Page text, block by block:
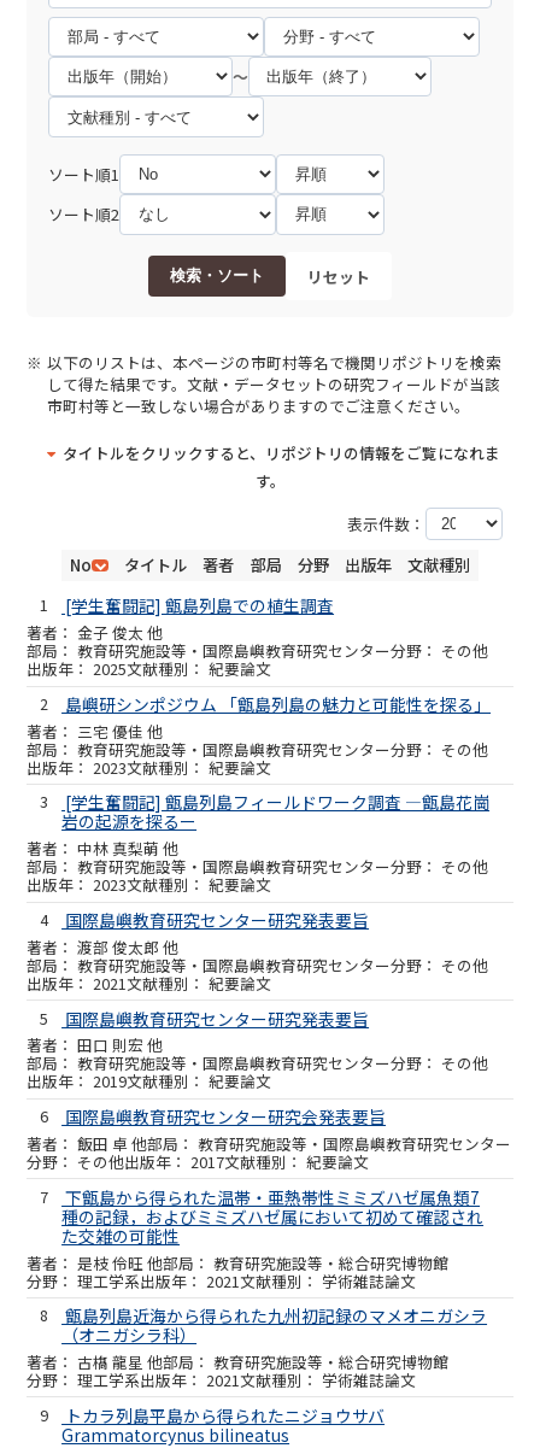
～
ソート順1
ソート順2
検索・ソート リセット
以下のリストは、本ページの市町村等名で機関リポジトリを検索
して得た結果です。文献・データセットの研究フィールドが当該
市町村等と一致しない場合がありますのでご注意ください。
タイトルをクリックすると、リポジトリの情報をご覧になれま
す。
表示件数：
No
タイトル 著者 部局 分野 出版年
文献種別
1
[学生奮闘記] 甑島列島での植生調査
金子 俊太 他
教育研究施設等・国際島嶼教育研究センター その他
2025
紀要論文
2
島嶼研シンポジウム 「甑島列島の魅力と可能性を探る」
三宅 優佳 他
教育研究施設等・国際島嶼教育研究センター その他
2023
紀要論文
3
[学生奮闘記] 甑島列島フィールドワーク調査 ―甑島花崗
岩の起源を探るー
中林 真梨萌 他
教育研究施設等・国際島嶼教育研究センター その他
2023
紀要論文
4
国際島嶼教育研究センター研究発表要旨
渡部 俊太郎 他
教育研究施設等・国際島嶼教育研究センター その他
2021
紀要論文
5
国際島嶼教育研究センター研究発表要旨
田口 則宏 他
教育研究施設等・国際島嶼教育研究センター その他
2019
紀要論文
6
国際島嶼教育研究センター研究会発表要旨
飯田 卓 他 教育研究施設等・国際島嶼教育研究センター
その他 2017
紀要論文
7
下甑島から得られた温帯・亜熱帯性ミミズハゼ属魚類7
種の記録，およびミミズハゼ属において初めて確認され
た交雑の可能性
是枝 伶旺 他 教育研究施設等・総合研究博物館
理工学系 2021
学術雑誌論文
8
甑島列島近海から得られた九州初記録のマメオニガシラ
（オニガシラ科）
古𣘺 龍星 他 教育研究施設等・総合研究博物館
理工学系 2021
学術雑誌論文
9
トカラ列島平島から得られたニジョウサバ
Grammatorcynus bilineatus